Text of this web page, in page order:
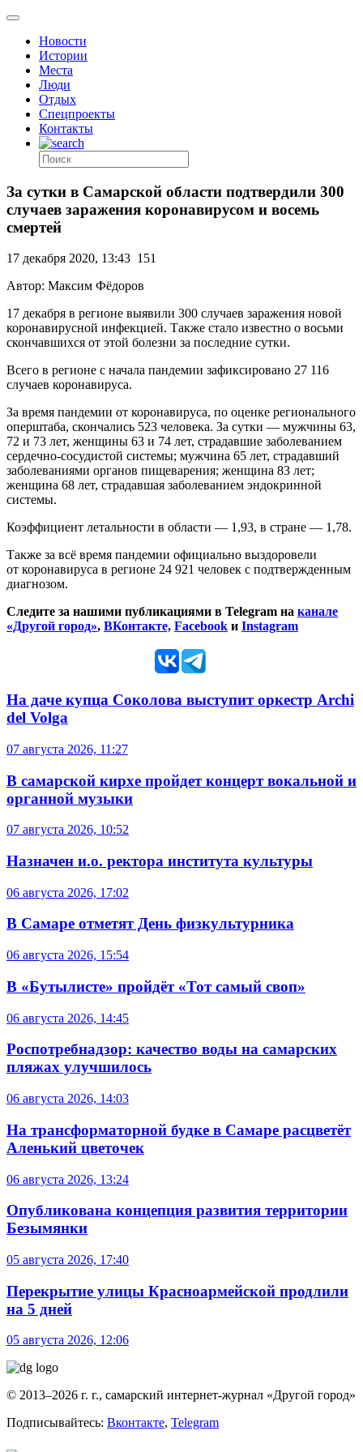
Новости
Истории
Места
Люди
Отдых
Спецпроекты
Контакты
За сутки в Самарской области подтвердили 300
случаев заражения коронавирусом и восемь
смертей
17 декабря 2020, 13:43 151
Автор: Максим Фёдоров
17 декабря в регионе выявили 300 случаев заражения новой
коронавирусной инфекцией. Также стало известно о восьми
скончавшихся от этой болезни за последние сутки.
Всего в регионе с начала пандемии зафиксировано 27 116
случаев коронавируса.
За время пандемии от коронавируса, по оценке регионального
оперштаба, скончались 523 человека. За сутки — мужчины 63,
72 и 73 лет, женщины 63 и 74 лет, страдавшие заболеванием
сердечно-сосудистой системы; мужчина 65 лет, страдавший
заболеваниями органов пищеварения; женщина 83 лет;
женщина 68 лет, страдавшая заболеванием эндокринной
системы.
Коэффициент летальности в области — 1,93, в стране — 1,78.
Также за всё время пандемии официально выздоровели
от коронавируса в регионе 24 921 человек с подтвержденным
диагнозом.
Следите за нашими публикациями в Telegram на канале
«Другой город», ВКонтакте, Facebook и Instagram
На даче купца Соколова выступит оркестр Archi
del Volga
07 августа 2026, 11:27
В самарской кирхе пройдет концерт вокальной и
органной музыки
07 августа 2026, 10:52
Назначен и.о. ректора института культуры
06 августа 2026, 17:02
В Самаре отметят День физкультурника
06 августа 2026, 15:54
В «Бутылисте» пройдёт «Тот самый своп»
06 августа 2026, 14:45
Роспотребнадзор: качество воды на самарских
пляжах улучшилось
06 августа 2026, 14:03
На трансформаторной будке в Самаре расцветёт
Аленький цветочек
06 августа 2026, 13:24
Опубликована концепция развития территории
Безымянки
05 августа 2026, 17:40
Перекрытие улицы Красноармейской продлили
на 5 дней
05 августа 2026, 12:06
© 2013–2026 г. г., самарский интернет-журнал «Другой город»
Подписывайтесь: Вконтакте, Telegram